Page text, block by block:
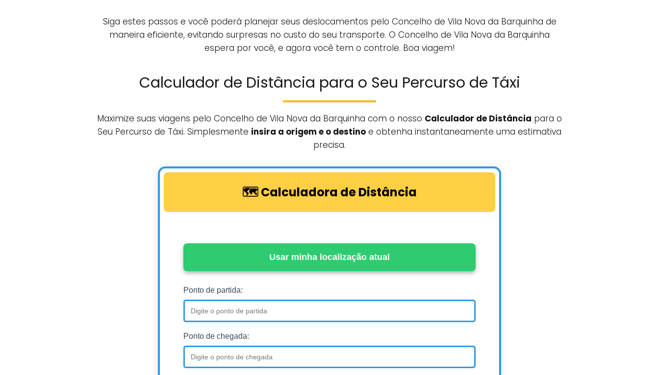
Siga estes passos e você poderá planejar seus deslocamentos pelo Concelho de Vila Nova da Barquinha de
maneira eficiente, evitando surpresas no custo do seu transporte. O Concelho de Vila Nova da Barquinha
espera por você, e agora você tem o controle. Boa viagem!
Calculador de Distância para o Seu Percurso de Táxi
Maximize suas viagens pelo Concelho de Vila Nova da Barquinha com o nosso Calculador de Distância para o
Seu Percurso de Táxi. Simplesmente insira a origem e o destino e obtenha instantaneamente uma estimativa
precisa.
🗺️ Calculadora de Distância
Usar minha localização atual
Ponto de partida:
Ponto de chegada: